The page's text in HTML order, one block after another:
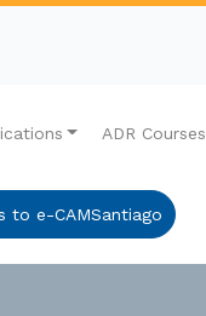
ADR Courses
to e-CAMSantiago